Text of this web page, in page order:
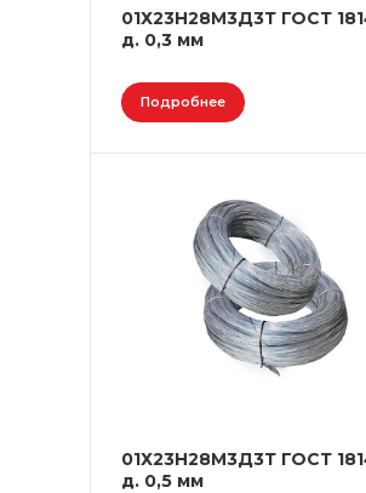
01Х23Н28М3Д3Т ГОСТ
д. 0,3 мм
Подробнее
01Х23Н28М3Д3Т ГОСТ
д. 0,5 мм